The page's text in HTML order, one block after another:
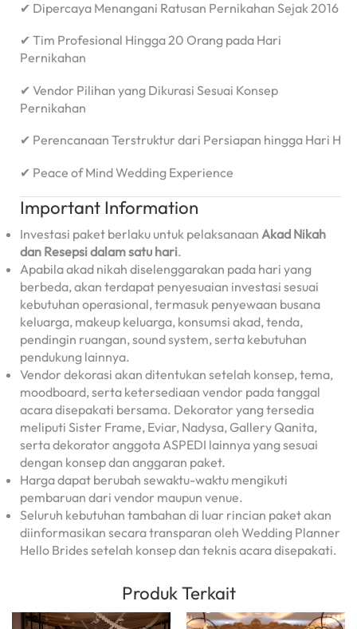
✔ Dipercaya Menangani Ratusan Pernikahan Sejak 2016
✔ Tim Profesional Hingga 20 Orang pada Hari
Pernikahan
✔ Vendor Pilihan yang Dikurasi Sesuai Konsep
Pernikahan
✔ Perencanaan Terstruktur dari Persiapan hingga Hari H
✔ Peace of Mind Wedding Experience
Important Information
Investasi paket berlaku untuk pelaksanaan Akad Nikah
dan Resepsi dalam satu hari.
Apabila akad nikah diselenggarakan pada hari yang
berbeda, akan terdapat penyesuaian investasi sesuai
kebutuhan operasional, termasuk penyewaan busana
keluarga, makeup keluarga, konsumsi akad, tenda,
pendingin ruangan, sound system, serta kebutuhan
pendukung lainnya.
Vendor dekorasi akan ditentukan setelah konsep, tema,
moodboard, serta ketersediaan vendor pada tanggal
acara disepakati bersama. Dekorator yang tersedia
meliputi Sister Frame, Eviar, Nadysa, Gallery Qanita,
serta dekorator anggota ASPEDI lainnya yang sesuai
dengan konsep dan anggaran paket.
Harga dapat berubah sewaktu-waktu mengikuti
pembaruan dari vendor maupun venue.
Seluruh kebutuhan tambahan di luar rincian paket akan
diinformasikan secara transparan oleh Wedding Planner
Hello Brides setelah konsep dan teknis acara disepakati.
Produk Terkait